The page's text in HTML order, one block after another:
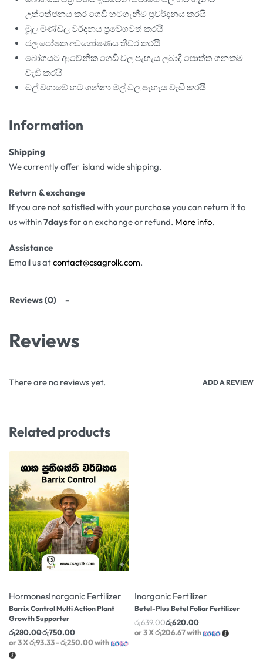
උත්තේජනය කර ගෙඩි හටගැනීම ප්‍රවර්දනය කරයි
මූල මණ්ඩල වර්දනය ප්‍රවේගවත් කරයි
ජල පෝෂක අවශෝෂණය තීව්ර කරයි
බෝගයට ආවේනික ගෙඩි වල පැහැය ලබාදී පොත්ත ගනකම
වැඩි කරයි
මල් වගාවේ හට ගන්නා මල් වල පැහැය වැඩි කරයි
Information
Shipping
We currently offer island wide shipping.
Return & exchange
If you are not satisfied with your purchase you can return it to
us within7daysfor an exchange or refund. More info.
Assistance
Email us atcontact@csagrolk.com.
Reviews (0)
Reviews
There are no reviews yet. ADD A REVIEW
Related products
HormonesInorganic Fertilizer
Barrix Control Multi Action Plant
Growth Supporter
රු280.00රු750.00
or 3 Xරු93.33 - රු250.00with
Inorganic Fertilizer
Betel-Plus Betel Foliar Fertilizer
රු639.00රු620.00
or 3 Xරු206.67with